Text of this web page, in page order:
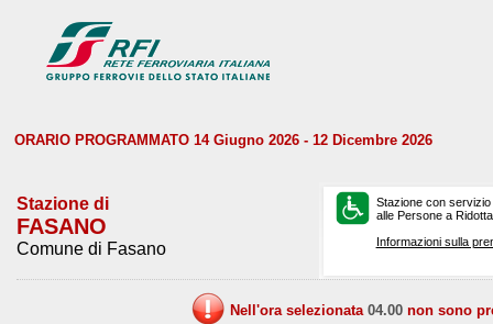
ORARIO PROGRAMMATO 14 Giugno 2026 - 12 Dicembre 2026
Stazione di
FASANO
Comune di Fasano
Stazione con
alle Persone a
Informazioni sulla
Nell'ora selezionata 04.00 non sono